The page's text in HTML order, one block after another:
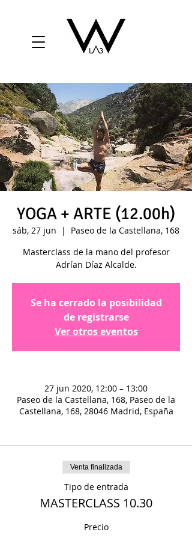
YOGA + ARTE (12.00h)
sáb, 27 jun
  |
Paseo de la Castellana, 168
Masterclass de la mano del profesor
Adrían Díaz Alcalde.
Se ha cerrado la posibilidad
de registrarse
Ver otros eventos
27 jun 2020, 12:00 – 13:00
Paseo de la Castellana, 168, Paseo de la
Castellana, 168, 28046 Madrid, España
Venta finalizada
Tipo de entrada
MASTERCLASS 10.30
Precio